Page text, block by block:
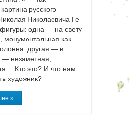
русского
Николаевича Ге.
одна — на свету
монументальная как
другая — в
— незаметная,
Кто это? И что нам
художник?
»